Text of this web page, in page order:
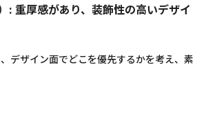
: 重厚感があり、装飾性の高いデザイ
デザイン面でどこを優先するかを考え、素